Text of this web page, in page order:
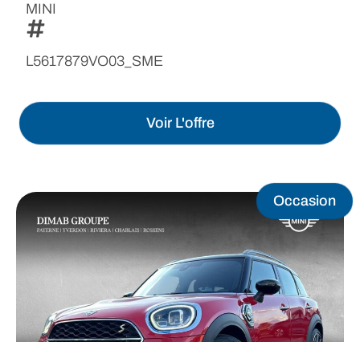
MINI
L5617879VO03_SME
Voir L'offre
Occasion